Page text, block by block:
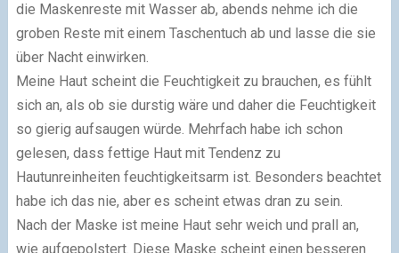
die Maskenreste mit Wasser ab, abends nehme ich die
groben Reste mit einem Taschentuch ab und lasse die sie
über Nacht einwirken.
Meine Haut scheint die Feuchtigkeit zu brauchen, es fühlt
sich an, als ob sie durstig wäre und daher die Feuchtigkeit
so gierig aufsaugen würde. Mehrfach habe ich schon
gelesen, dass fettige Haut mit Tendenz zu
Hautunreinheiten feuchtigkeitsarm ist. Besonders beachtet
habe ich das nie, aber es scheint etwas dran zu sein.
Nach der Maske ist meine Haut sehr weich und prall an,
wie aufgepolstert. Diese Maske scheint einen besseren